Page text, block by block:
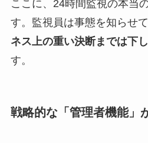
ここに、24時間監視の本当
す。監視員は事態を知らせ
ネス上の重い決断までは下
す。
戦略的な「管理者機能」